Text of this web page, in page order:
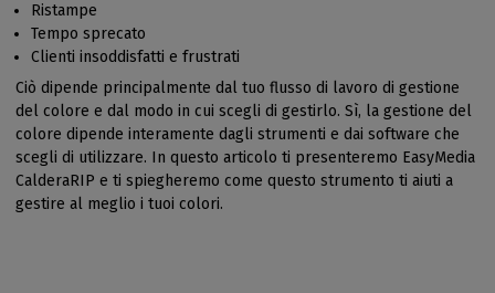
Ristampe
Tempo sprecato
Clienti insoddisfatti e frustrati
Ciò dipende principalmente dal tuo flusso di lavoro di gestione
del colore e dal modo in cui scegli di gestirlo. Sì, la gestione del
colore dipende interamente dagli strumenti e dai software che
scegli di utilizzare. In questo articolo ti presenteremo EasyMedia
CalderaRIP e ti spiegheremo come questo strumento ti aiuti a
gestire al meglio i tuoi colori.